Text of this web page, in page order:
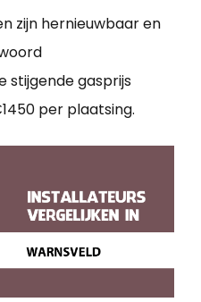
zijn hernieuwbaar en
stijgende gasprijs
per plaatsing.